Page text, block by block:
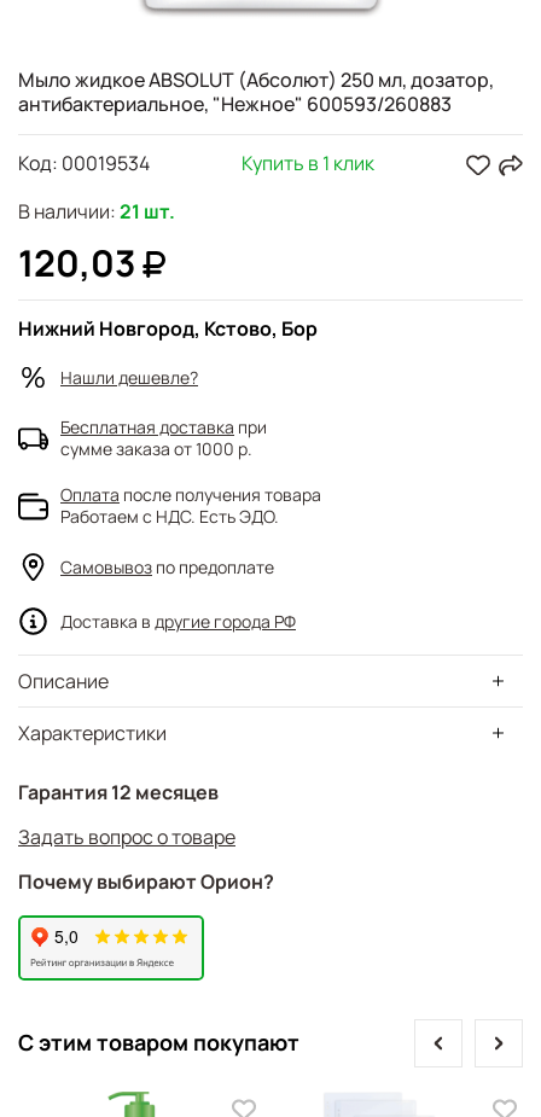
Мыло жидкое ABSOLUT (Абсолют) 250 мл, дозатор,
антибактериальное, "Нежное" 600593/260883
Характеристики
Описание
Гарантия 12 месяцев
Задать вопрос о товаре
Почему выбирают Орион?
В наличии:21 шт.
120,03
Код: 00019534 Купить в 1 клик
Нижний Новгород, Кстово, Бор
Нашли дешевле?
Бесплатная доставка при
сумме заказа от 1000 р.
Оплата после получения товара
Работаем с НДС. Есть ЭДО.
Самовывоз по предоплате
Доставка в другие города РФ
С этим товаром покупают
prev next